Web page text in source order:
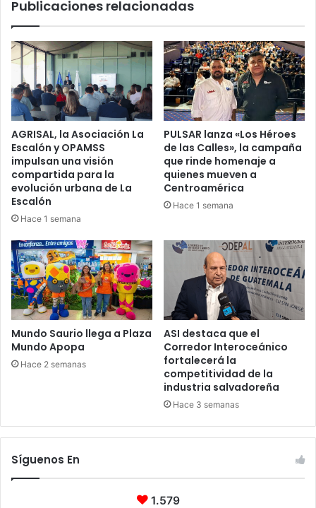
Publicaciones relacionadas
AGRISAL, la Asociación La
Escalón y OPAMSS
impulsan una visión
compartida para la
evolución urbana de La
Escalón
Hace 1 semana
PULSAR lanza «Los Héroes
de las Calles», la campaña
que rinde homenaje a
quienes mueven a
Centroamérica
Hace 1 semana
Mundo Saurio llega a Plaza
Mundo Apopa
Hace 2 semanas
ASI destaca que el
Corredor Interoceánico
fortalecerá la
competitividad de la
industria salvadoreña
Hace 3 semanas
Síguenos En
1.579